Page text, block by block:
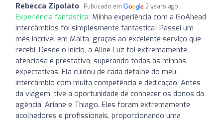
Rebecca Zipolato Publicado em 2 years ago
Experiência fantástica: Minha experiência com a GoAhead
intercâmbios foi simplesmente fantástica! Passei um
mês incrível em Malta, graças ao excelente serviço que
recebi. Desde o início, a Aline Luz foi extremamente
atenciosa e prestativa, superando todas as minhas
expectativas. Ela cuidou de cada detalhe do meu
intercâmbio com muita competência e dedicação. Antes
da viagem, tive a oportunidade de conhecer os donos da
agência, Ariane e Thiago. Eles foram extremamente
acolhedores e profissionais, proporcionando uma